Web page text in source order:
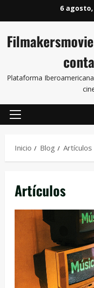
6 agosto,
Plataforma
Inicio Blog Artículos
Artículos